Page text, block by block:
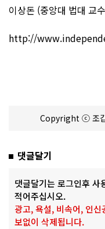
이상돈 (중앙대 법대 교
http://
Copyright ⓒ 조갑
댓글달기
댓글달기는 로그인후
적어주십시오.
광고, 욕설, 비속어, 인
보없이 삭제됩니다.